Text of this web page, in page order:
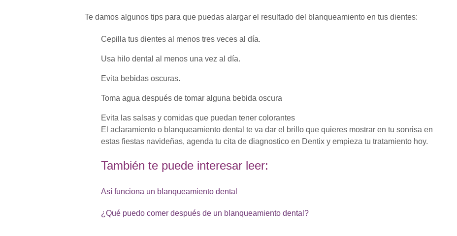
Te damos algunos tips para que puedas alargar el resultado del blanqueamiento en tus dientes:
Cepilla tus dientes al menos tres veces al día.
Usa hilo dental al menos una vez al día.
Evita bebidas oscuras.
Toma agua después de tomar alguna bebida oscura
Evita las salsas y comidas que puedan tener colorantes
El aclaramiento o blanqueamiento dental te va dar el brillo que quieres mostrar en tu sonrisa en
estas fiestas navideñas, agenda tu cita de diagnostico en Dentix y empieza tu tratamiento hoy.
También te puede interesar leer:
Así funciona un blanqueamiento dental
¿Qué puedo comer después de un blanqueamiento dental?